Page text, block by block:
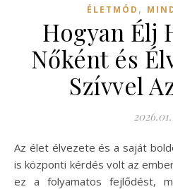
ÉLETMÓD ,
Hogyan Élj
Nőként és
Szívvel
Az élet élvezete és a saját boldogságunk keresése mindig
is központi kérdés volt az
ez a folyamatos fejlődést,